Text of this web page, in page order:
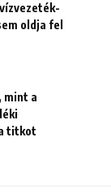
oldja fel
mint a
titkot